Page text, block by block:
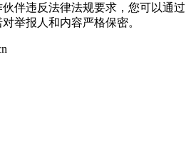
伴违反法律法规要求，您可以通过
举报人和内容严格保密。